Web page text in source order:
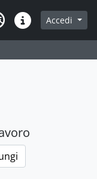
Collegamenti veloci
Accedi